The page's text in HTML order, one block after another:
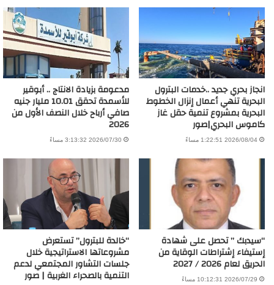
انجاز بحري جديد ..خدمات البترول
البحرية تنهي أعمال إنزال الخطوط
البحرية بمشروع تنمية حقل غاز
كاموس البحري|صور
2026/08/04 1:22:51 مساءً
مدعومة بزيادة الانتاج .. أبوقير
للأسمدة تحقق 10.01 مليار جنيه
صافي أرباح خلال النصف الأول من
2026
2026/07/30 3:13:32 مساءً
“سيدبك ” تحصل على شهادة
إستيفاء إشتراطات الوقاية من
الحريق لعام 2026 / 2027
2026/07/29 10:12:31 مساءً
“خالدة للبترول” تستعرض
مشروعاتها الاستراتيجية خلال
جلسات التشاور المجتمعي لدعم
التنمية بالصحراء الغربية | صور